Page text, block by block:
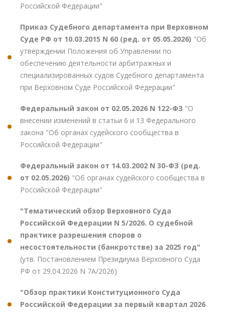
Российской Федерации"
Приказ Судебного департамента при Верховном
Суде РФ от 10.03.2015 N 60 (ред. от 05.05.2026) "Об
утверждении Положения об Управлении по
обеспечению деятельности арбитражных и
специализированных судов Судебного департамента
при Верховном Суде Российской Федерации"
Федеральный закон от 02.05.2026 N 122-ФЗ "О
внесении изменений в статьи 6 и 13 Федерального
закона "Об органах судейского сообщества в
Российской Федерации"
Федеральный закон от 14.03.2002 N 30-ФЗ (ред.
от 02.05.2026) "Об органах судейского сообщества в
Российской Федерации"
"Тематический обзор Верховного Суда
Российской Федерации N 5/2026. О судебной
практике разрешения споров о
несостоятельности (банкротстве) за 2025 год"
(утв. Постановлением Президиума Верховного Суда
РФ от 29.04.2026 N 7А/2026)
"Обзор практики Конституционного Суда
Российской Федерации за первый квартал 2026